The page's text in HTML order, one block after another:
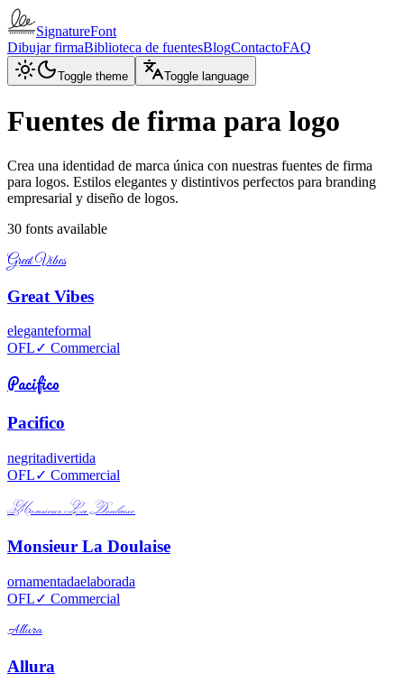
SignatureFont
Dibujar firmaBiblioteca de fuentesBlogContactoFAQ
Toggle theme Toggle language
Fuentes de firma para logo
Crea una identidad de marca única con nuestras fuentes de firma
para logos. Estilos elegantes y distintivos perfectos para branding
empresarial y diseño de logos.
30 fonts available
Great Vibes
Great Vibes
eleganteformal
OFL✓ Commercial
Pacifico
Pacifico
negritadivertida
OFL✓ Commercial
Monsieur La Doulaise
Monsieur La Doulaise
ornamentadaelaborada
OFL✓ Commercial
Allura
Allura